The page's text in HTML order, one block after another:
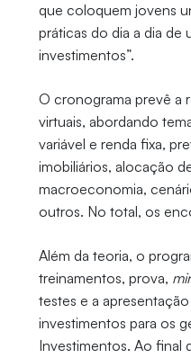
que coloquem jovens
práticas do dia a dia de
investimentos”.
O cronograma prevê a
virtuais, abordando
variável e renda fixa,
imobiliários, alocação
macroeconomia,
outros. No total, os
Além da teoria, o
treinamentos, prova,
testes e a
investimentos para os
Investimentos. Ao final